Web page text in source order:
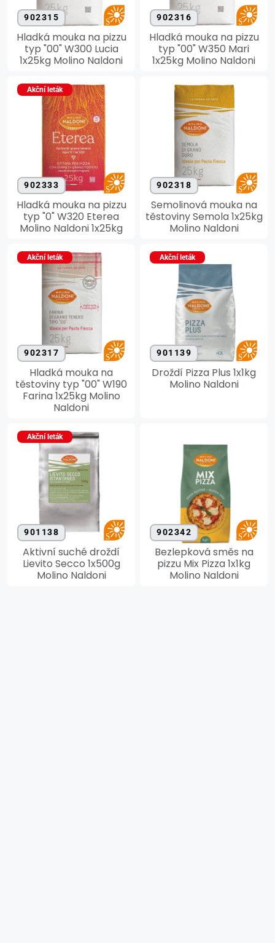
902315
Hladká mouka na pizzu
typ "00" W300 Lucia
1x25kg Molino Naldoni
902316
Hladká mouka na pizzu
typ "00" W350 Mari
1x25kg Molino Naldoni
Akční leták
902333
Hladká mouka na pizzu
typ "0" W320 Eterea
Molino Naldoni 1x25kg
902318
Semolinová mouka na
těstoviny Semola 1x25kg
Molino Naldoni
Akční leták
902317
Hladká mouka na
těstoviny typ "00" W190
Farina 1x25kg Molino
Naldoni
Akční leták
901139
Droždí Pizza Plus 1x1kg
Molino Naldoni
Akční leták
901138
Aktivní suché droždí
Lievito Secco 1x500g
Molino Naldoni
902342
Bezlepková směs na
pizzu Mix Pizza 1x1kg
Molino Naldoni